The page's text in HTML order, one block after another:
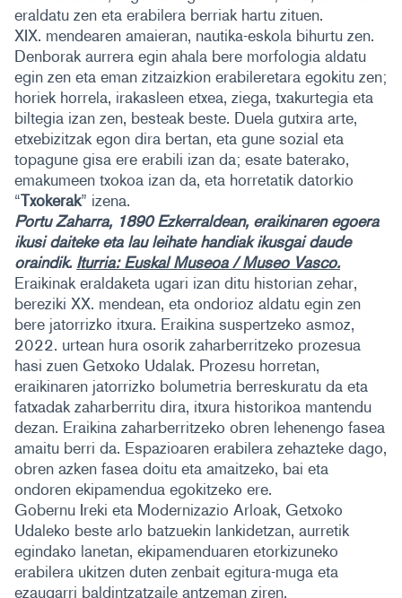
eraldatu zen eta erabilera berriak hartu zituen.
XIX. mendearen amaieran, nautika-eskola bihurtu zen.
Denborak aurrera egin ahala bere morfologia aldatu
egin zen eta eman zitzaizkion erabileretara egokitu zen;
horiek horrela, irakasleen etxea, ziega, txakurtegia eta
biltegia izan zen, besteak beste. Duela gutxira arte,
etxebizitzak egon dira bertan, eta gune sozial eta
topagune gisa ere erabili izan da; esate baterako,
emakumeen txokoa izan da, eta horretatik datorkio
“Txokerak” izena.
Portu Zaharra, 1890 Ezkerraldean, eraikinaren egoera
ikusi daiteke eta lau leihate handiak ikusgai daude
oraindik. Iturria: Euskal Museoa / Museo Vasco.
Eraikinak eraldaketa ugari izan ditu historian zehar,
bereziki XX. mendean, eta ondorioz aldatu egin zen
bere jatorrizko itxura. Eraikina suspertzeko asmoz,
2022. urtean hura osorik zaharberritzeko prozesua
hasi zuen Getxoko Udalak. Prozesu horretan,
eraikinaren jatorrizko bolumetria berreskuratu da eta
fatxadak zaharberritu dira, itxura historikoa mantendu
dezan. Eraikina zaharberritzeko obren lehenengo fasea
amaitu berri da. Espazioaren erabilera zehazteke dago,
obren azken fasea doitu eta amaitzeko, bai eta
ondoren ekipamendua egokitzeko ere.
Gobernu Ireki eta Modernizazio Arloak, Getxoko
Udaleko beste arlo batzuekin lankidetzan, aurretik
egindako lanetan, ekipamenduaren etorkizuneko
erabilera ukitzen duten zenbait egitura-muga eta
ezaugarri baldintzatzaile antzeman ziren.